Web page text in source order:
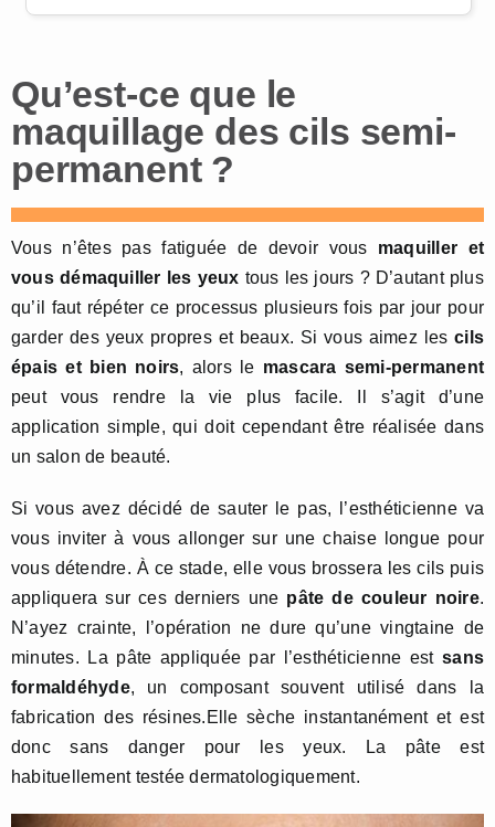
Qu’est-ce que le
maquillage des cils semi-
permanent ?
Vous n’êtes pas fatiguée de devoir vous maquiller et
vous démaquiller les yeux tous les jours ? D’autant plus
qu’il faut répéter ce processus plusieurs fois par jour pour
garder des yeux propres et beaux. Si vous aimez lescils
épais et bien noirs, alors le mascara semi-permanent
peut vous rendre la vie plus facile. Il s’agit d’une
application simple, qui doit cependant être réalisée dans
un salon de beauté.
Si vous avez décidé de sauter le pas, l’esthéticienne va
vous inviter à vous allonger sur une chaise longue pour
vous détendre. À ce stade, elle vous brossera les cils puis
appliquera sur ces derniers une pâte de couleur noire.
N’ayez crainte, l’opération ne dure qu’une vingtaine de
minutes. La pâte appliquée par l’esthéticienne estsans
formaldéhyde, un composant souvent utilisé dans la
fabrication des résines.Elle sèche instantanément et est
donc sans danger pour les yeux. La pâte est
habituellement testée dermatologiquement.